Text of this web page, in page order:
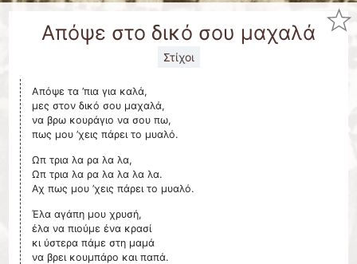
Απόψε στο δικό σου μαχαλά
Στίχοι
Απόψε τα ’πια για καλά,
μες στον δικό σου μαχαλά,
να βρω κουράγιο να σου πω,
πως μου ’χεις πάρει το μυαλό.
Ωπ τρια λα ρα λα λα,
Ωπ τρια λα ρα λα λα λα λα.
Αχ πως μου ’χεις πάρει το μυαλό.
Έλα αγάπη μου χρυσή,
έλα να πιούμε ένα κρασί
κι ύστερα πάμε στη μαμά
να βρει κουμπάρο και παπά.